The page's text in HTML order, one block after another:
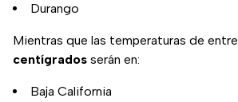
Durango
Mientras que las temperaturas de entre
centígrados serán en:
Baja California